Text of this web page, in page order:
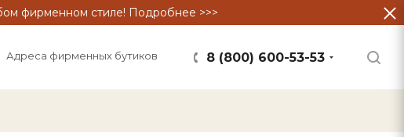
фирменном стиле! Подробнее >>>
8 (800) 600-53-53
Адреса фирменных бутиков